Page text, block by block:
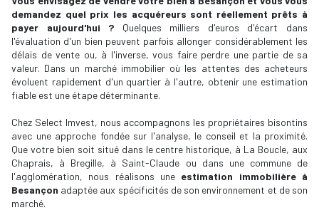
demandez quel prix les acquéreurs sont réellement prêts à
payer aujourd'hui ? Quelques milliers d'euros d'écart dans
l'évaluation d'un bien peuvent parfois allonger considérablement les
délais de vente ou, à l'inverse, vous faire perdre une partie de sa
valeur. Dans un marché immobilier où les attentes des acheteurs
évoluent rapidement d'un quartier à l'autre, obtenir une estimation
fiable est une étape déterminante.
Chez Select Imvest, nous accompagnons les propriétaires bisontins
avec une approche fondée sur l'analyse, le conseil et la proximité.
Que votre bien soit situé dans le centre historique, à La Boucle, aux
Chaprais, à Bregille, à Saint-Claude ou dans une commune de
l'agglomération, nous réalisons une estimation immobilière à
Besançon adaptée aux spécificités de son environnement et de son
marché.